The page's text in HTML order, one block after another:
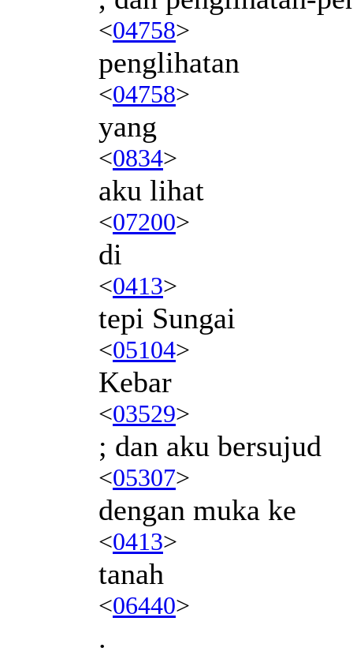
<04758>
penglihatan
<04758>
yang
<0834>
aku lihat
<07200>
di
<0413>
tepi Sungai
<05104>
Kebar
<03529>
; dan aku bersujud
<05307>
dengan muka ke
<0413>
tanah
<06440>
.